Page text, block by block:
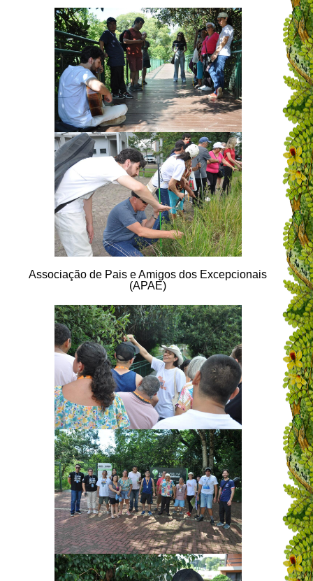
Associação de Pais e Amigos dos Excepcionais
(APAE)